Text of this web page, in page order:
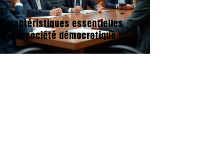
21 mars 2026
Caractéristiques essentielles
d’une société démocratique